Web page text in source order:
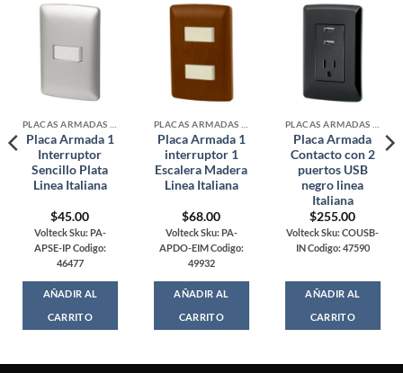
Placa Armada 1
Interruptor
Sencillo Plata
Linea Italiana
$45.00
Volteck Sku: PA-
APSE-IP Codigo:
46477
AÑADIR AL
CARRITO
Placa Armada 1
interruptor 1
Escalera Madera
Linea Italiana
$68.00
Volteck Sku: PA-
APDO-EIM Codigo:
49932
AÑADIR AL
CARRITO
Placa Armada
Contacto con 2
puertos USB
negro linea
Italiana
$255.00
Volteck Sku: COUSB-
IN Codigo: 47590
AÑADIR AL
CARRITO